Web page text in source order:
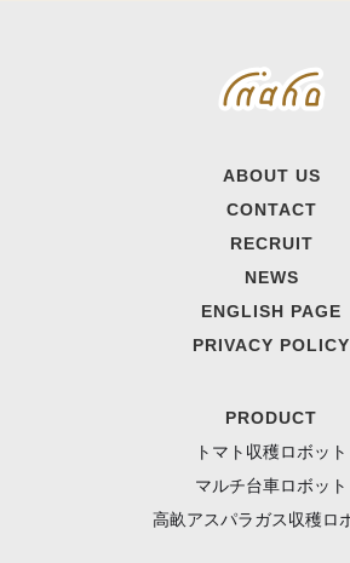
ABOUT US
CONTACT
RECRUIT
NEWS
ENGLISH PAGE
PRIVACY POLICY
PRODUCT
トマト収穫ロボット
マルチ台車ロボット
高畝アスパラガス収穫ロ